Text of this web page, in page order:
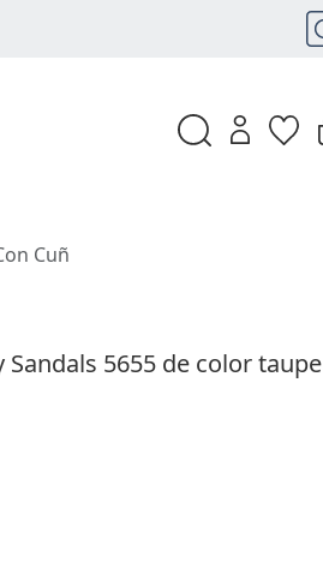
Cuñ
Sandals 5655 de color taupe